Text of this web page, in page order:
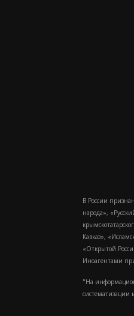
В России
народа»,
Кавказ»,
«Открытой
Иноагентами
"На
систематизации